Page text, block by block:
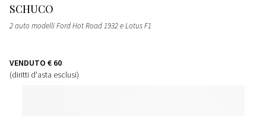
SCHUCO
2 auto modelli Ford Hot Road 1932 e Lotus F1
VENDUTO € 60
(diritti d'asta esclusi)